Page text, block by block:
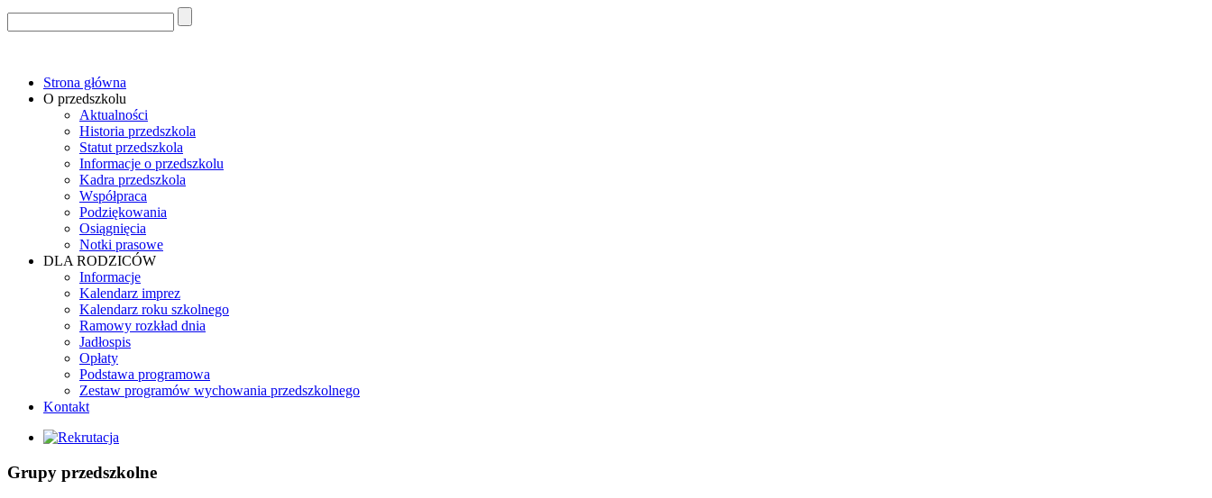
Strona główna
O przedszkolu
Aktualności
Historia przedszkola
Statut przedszkola
Informacje o przedszkolu
Kadra przedszkola
Współpraca
Podziękowania
Osiągnięcia
Notki prasowe
DLA RODZICÓW
Informacje
Kalendarz imprez
Kalendarz roku szkolnego
Ramowy rozkład dnia
Jadłospis
Opłaty
Podstawa programowa
Zestaw programów wychowania przedszkolnego
Kontakt
Grupy przedszkolne